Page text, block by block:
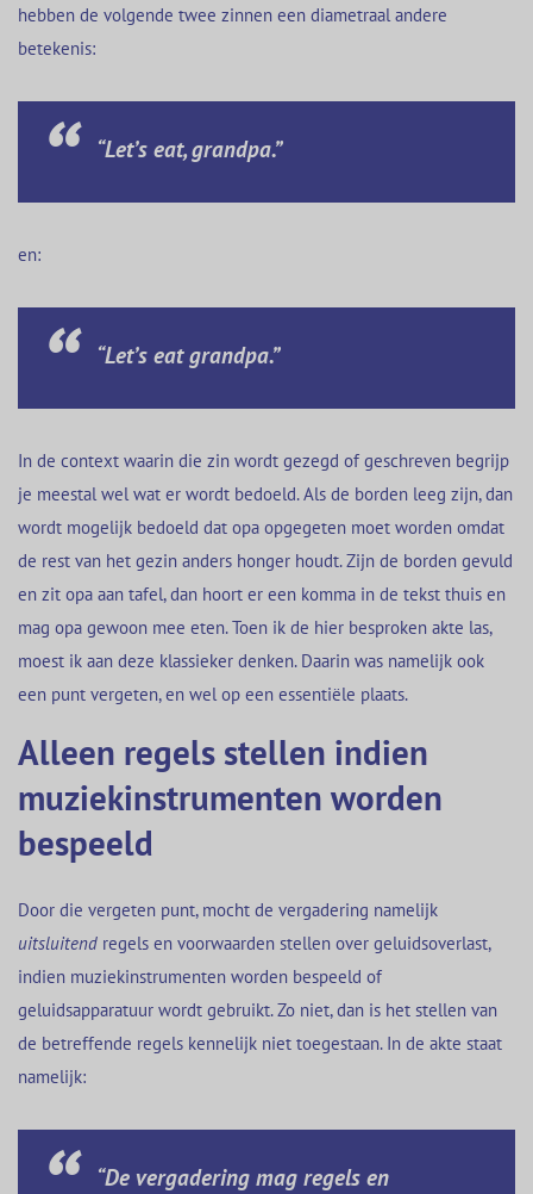
hebben de volgende twee zinnen een diametraal andere
betekenis:
“Let’s eat, grandpa.”
en:
“Let’s eat grandpa.”
In de context waarin die zin wordt gezegd of geschreven begrijp
je meestal wel wat er wordt bedoeld. Als de borden leeg zijn, dan
wordt mogelijk bedoeld dat opa opgegeten moet worden omdat
de rest van het gezin anders honger houdt. Zijn de borden gevuld
en zit opa aan tafel, dan hoort er een komma in de tekst thuis en
mag opa gewoon mee eten. Toen ik de hier besproken akte las,
moest ik aan deze klassieker denken. Daarin was namelijk ook
een punt vergeten, en wel op een essentiële plaats.
Alleen regels stellen indien
muziekinstrumenten worden
bespeeld
Door die vergeten punt, mocht de vergadering namelijk
uitsluitend regels en voorwaarden stellen over geluidsoverlast,
indien muziekinstrumenten worden bespeeld of
geluidsapparatuur wordt gebruikt. Zo niet, dan is het stellen van
de betreffende regels kennelijk niet toegestaan. In de akte staat
namelijk:
“De vergadering mag regels en